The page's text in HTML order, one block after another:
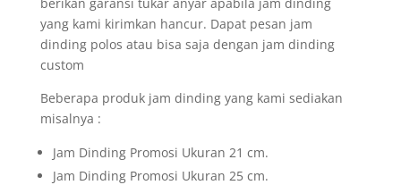
yang kami kirimkan hancur. Dapat pesan jam
dinding polos atau bisa saja dengan jam dinding
custom
Beberapa produk jam dinding yang kami sediakan
misalnya :
Jam Dinding Promosi Ukuran 21 cm.
Jam Dinding Promosi Ukuran 25 cm.